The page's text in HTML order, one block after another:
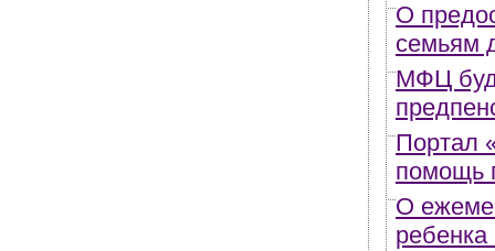
О
семьям
МФЦ
Портал
помощь
О